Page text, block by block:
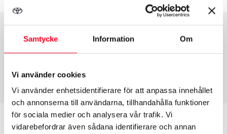
Samtycke Information Om
Vi använder cookies
Vi använder enhetsidentifierare för att anpassa innehållet
och annonserna till användarna, tillhandahålla funktioner
för sociala medier och analysera vår trafik. Vi
vidarebefordrar även sådana identifierare och annan
Däcktyp
Sommar
Däckstorlek
225/55 R 17 101W
2610
Passar detta däck min bil?